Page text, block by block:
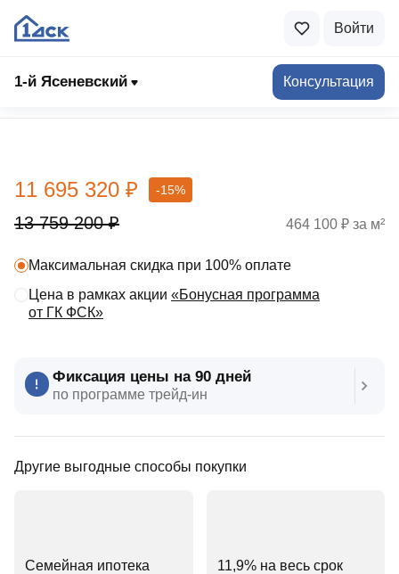
Войти
1-й Ясеневский Консультация
Выбрать квартиру
13 759 200 ₽
11 695 320 ₽ -15%
Фиксация цены на 90 дней
по программе трейд‑ин
Другие выгодные способы покупки
Семейная ипотека
11,9% на весь срок
Максимальная скидка при 100% оплате
Цена в рамках акции «Бонусная программа
от ГК ФСК»
464 100 ₽ за м²